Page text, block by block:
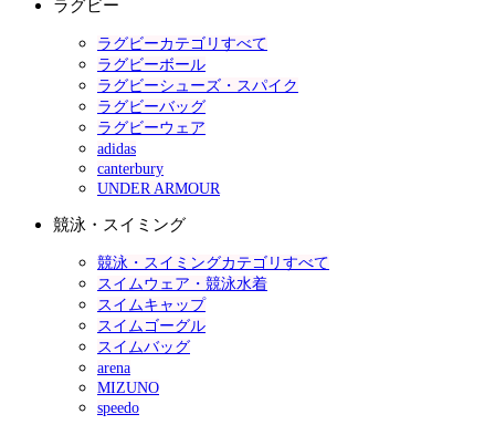
ラグビー
ラグビーカテゴリすべて
ラグビーボール
ラグビーシューズ・スパイク
ラグビーバッグ
ラグビーウェア
adidas
canterbury
UNDER ARMOUR
競泳・スイミング
競泳・スイミングカテゴリすべて
スイムウェア・競泳水着
スイムキャップ
スイムゴーグル
スイムバッグ
arena
MIZUNO
speedo